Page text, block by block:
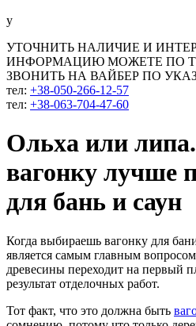
у
УТОЧНИТЬ НАЛИЧИЕ И
ИНФОРМАЦИЮ МОЖЕТЕ ПО
ЗВОНИТЬ НА ВАЙБЕР ПО
тел: +38-050-266-12-57
тел: +38-063-704-47-60
Ольха или
вагонку лучше
для бань и саун
Когда выбираешь вагонку для
является самым главным
древесины переходит на первый
результат отделочных работ.
Тот факт, что это должна быть